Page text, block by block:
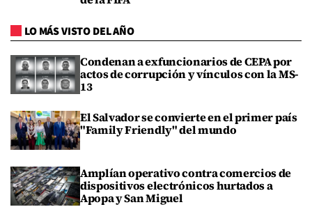
LO MÁS VISTO DEL AÑO
Condenan a exfuncionarios de CEPA por
actos de corrupción y vínculos con la MS-
13
El Salvador se convierte en el primer país
"Family Friendly" del mundo
Amplían operativo contra comercios de
dispositivos electrónicos hurtados a
Apopa y San Miguel